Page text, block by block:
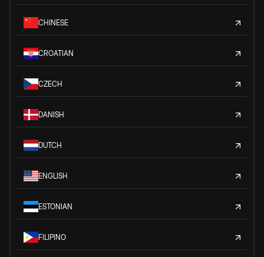
CHINESE
CROATIAN
CZECH
DANISH
DUTCH
ENGLISH
ESTONIAN
FILIPINO